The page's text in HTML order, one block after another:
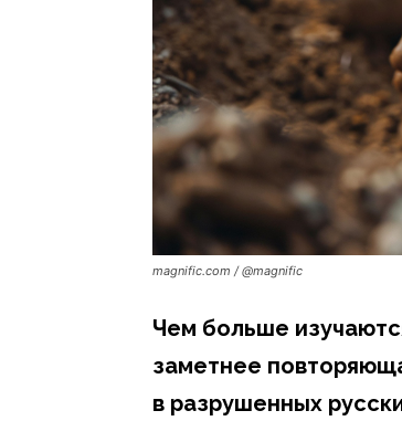
magnific.com / @magnific
Чем больше
заметнее
в разрушенных